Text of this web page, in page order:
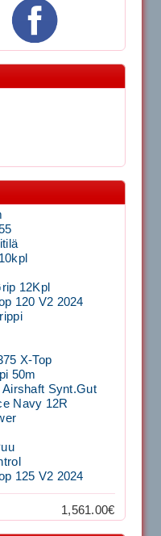
12Kpl
120 V2 2024
X-Top
50m
Airshaft Synt.Gut
Navy 12R
125 V2 2024
1,561.00€